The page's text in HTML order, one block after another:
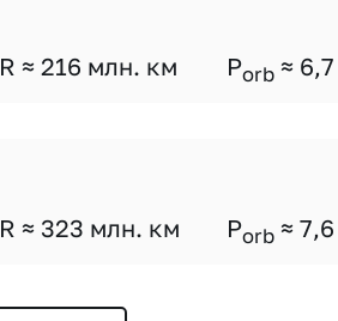
R ≈ 216 млн. км Porb ≈ 6,7
R ≈ 323 млн. км Porb ≈ 7,6